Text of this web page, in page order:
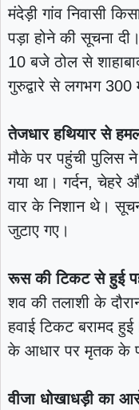
मंदेड़ी गांव निवासी
पड़ा होने की सूचना
10 बजे ठोल से
गुरुद्वारे से लगभग 300
तेजधार हथियार से
मौके पर पहुंची पुलिस
गया था। गर्दन, चेहरे
वार के निशान थे।
जुटाए गए।
रूस की टिकट से हुई
शव की तलाशी के
हवाई टिकट बरामद
के आधार पर मृतक के
वीजा धोखाधड़ी का